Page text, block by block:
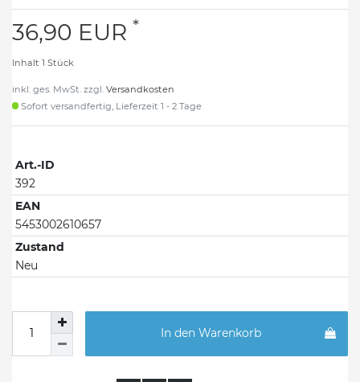
36,90 EUR *
Inhalt 1 Stück
inkl. ges. MwSt. zzgl. Versandkosten
Sofort versandfertig, Lieferzeit 1 - 2 Tage
Art.-ID
392
EAN
5453002610657
Zustand
Neu
In den Warenkorb